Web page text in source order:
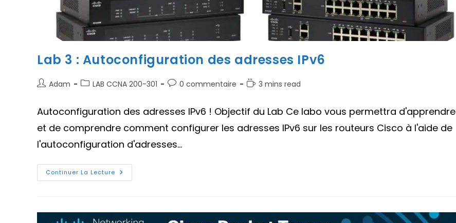
Lab 3 : Autoconfiguration des adresses IPv6
Auteur/autrice
publication :
Adam
PostLAB CCNA 200-301
Commentaires
publication :
0 commentaire
Temps3 mins read
Autoconfiguration des adresses IPv6 ! Objectif du Lab Ce labo vous permettra d'apprendre
et de comprendre comment configurer les adresses IPv6 sur les routeurs Cisco à l'aide de
l'autoconfiguration d'adresses…
Continuer La Lecture Lab
3
IPv6